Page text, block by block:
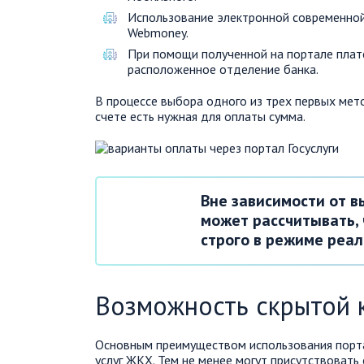
Использование электронной
Webmoney.
При помощи полученной на портале
расположенное отделение банка.
В процессе выбора одного из трех первых
счете есть нужная для оплаты сумма.
Вне зависимости от
может
строго в режиме
Возможность скрытой
Основным преимуществом использования
услуг ЖКХ. Тем не менее могут